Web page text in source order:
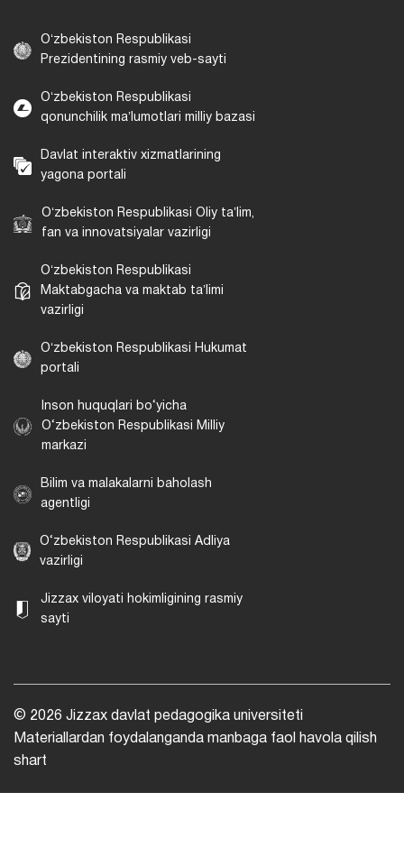
Oʻzbekiston Respublikasi
Prezidentining rasmiy veb-sayti
Oʻzbekiston Respublikasi
qonunchilik maʼlumotlari milliy bazasi
Davlat interaktiv xizmatlarining
yagona portali
Oʻzbekiston Respublikasi Oliy taʼlim,
fan va innovatsiyalar vazirligi
Oʻzbekiston Respublikasi
Maktabgacha va maktab taʼlimi
vazirligi
Oʻzbekiston Respublikasi Hukumat
portali
Inson huquqlari bo‘yicha
O‘zbekiston Respublikasi Milliy
markazi
Bilim va malakalarni baholash
agentligi
O‘zbekiston Respublikasi Adliya
vazirligi
Jizzax viloyati hokimligining rasmiy
sayti
© 2026 Jizzax davlat pedagogika universiteti
Materiallardan foydalanganda manbaga faol havola qilish
shart